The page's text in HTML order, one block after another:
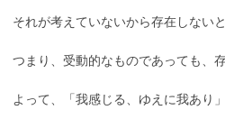
それが考えていないから存在しない
つまり、受動的なものであっても、存
よって、「我感じる、ゆえに我あり